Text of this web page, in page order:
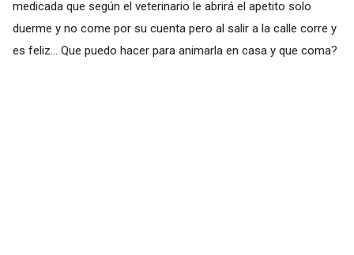
medicada que según el veterinario le abrirá el apetito solo
duerme y no come por su cuenta pero al salir a la calle corre y
es feliz... Que puedo hacer para animarla en casa y que coma?